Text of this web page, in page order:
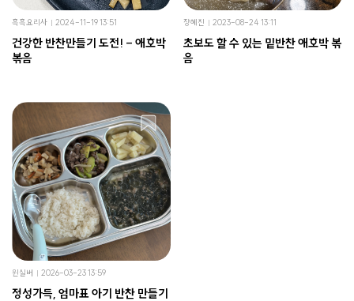
흑흑요리사 2024-11-19 13:51
건강한 반찬만들기 도전! - 애호박
볶음
장혜진 2023-08-24 13:11
초보도 할 수 있는 밑반찬 애호박 볶
음
윈실버 2026-03-23 13:59
정성가득, 엄마표 아기 반찬 만들기